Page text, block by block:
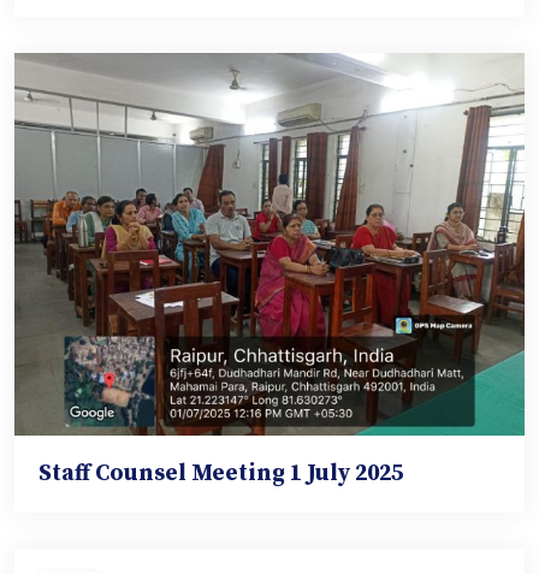
Staff Counsel Meeting 1 July 2025